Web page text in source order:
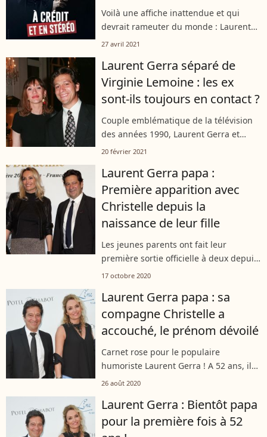
Voilà une affiche inattendue et qui
devrait rameuter du monde : Laurent
Gerra et Eddy Mitchell, ensemble sur
et en stéréo", un show en live
streaming...
27 avril 2021
Laurent Gerra séparé de
Virginie Lemoine : les ex
sont-ils toujours en contact ?
Couple emblématique de la télévision
des années 1990, Laurent Gerra et
Virginie Lemoine sont toujours restés
d'amour. Fusionnels, le lien très...
20 février 2021
Laurent Gerra papa :
Première apparition avec
Christelle depuis la
naissance de leur fille
Les jeunes parents ont fait leur
première sortie officielle à deux depuis
la naissance de leur fille, en août
du Festival Lumière, à Lyon.
17 octobre 2020
Laurent Gerra papa : sa
compagne Christelle a
accouché, le prénom dévoilé
Carnet rose pour le populaire
humoriste Laurent Gerra ! A 52 ans, il
est devenu papa pour la première fois.
Christelle Bardet, a donné naissance à
une petite...
26 août 2020
Laurent Gerra : Bientôt papa
pour la première fois à 52